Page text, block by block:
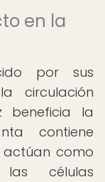
en la
por sus
circulación
beneficia la
contiene
actúan como
las células